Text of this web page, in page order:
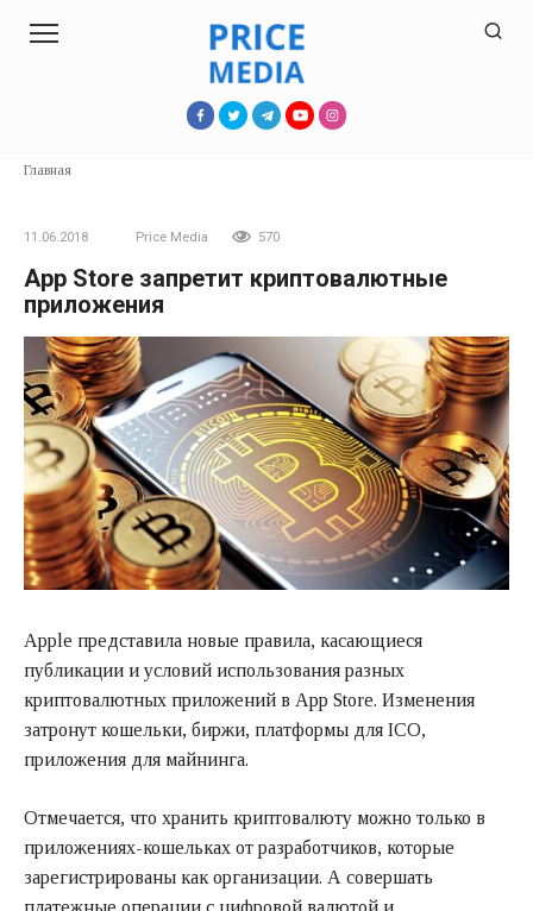
Главная
11.06.2018 Price Media 570
App Store запретит криптовалютные
приложения
Apple представила новые правила, касающиеся
публикации и условий использования разных
криптовалютных приложений в App Store. Изменения
затронут кошельки, биржи, платформы для ICO,
приложения для майнинга.
Отмечается, что хранить криптовалюту можно только в
приложениях-кошельках от разработчиков, которые
зарегистрированы как организации. А совершать